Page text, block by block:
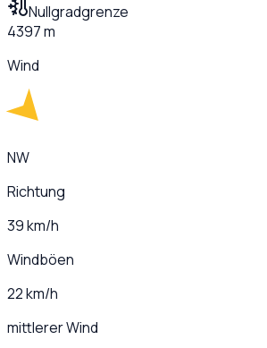
Nullgradgrenze
4397 m
Wind
NW
Richtung
39 km/h
Windböen
22 km/h
mittlerer Wind